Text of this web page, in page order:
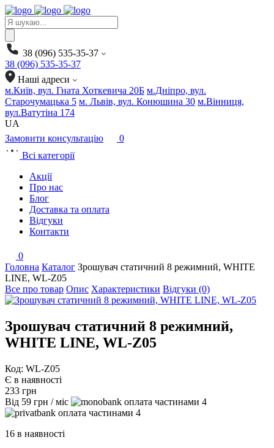
Products
search
38 (096) 535-35-37
38 (096) 535-35-37
Наші адреси
м.Київ, вул. Гната Хоткевича 20Б м.Дніпро, вул.
Старочумацька 5 м. Львів, вул. Конюшина 30 м.Вінниця,
вул.Ватутіна 174
UA
Замовити консультацію
0
Всі категорії
Акції
Про нас
Блог
Доставка та оплата
Відгуки
Контакти
0
Головна Каталог Зрошувач статичний 8 режимний, WHITE
LINE, WL-Z05
Все про товар Опис Характеристики Відгуки (0)
Зрошувач статичний 8 режимний,
WHITE LINE, WL-Z05
Код: WL-Z05
Є в наявності
233 грн
Від 59 грн / міс
4
4
16 в наявності